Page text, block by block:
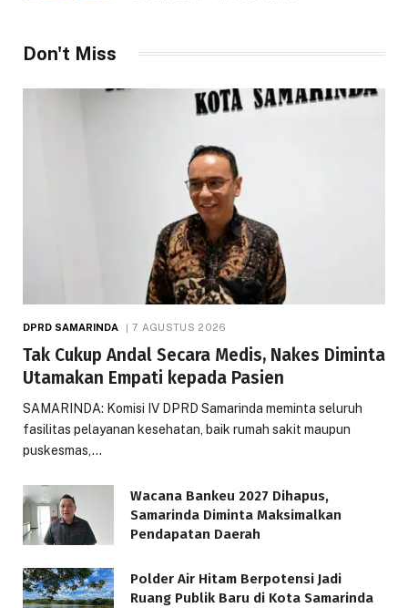
Don't Miss
DPRD SAMARINDA 7 AGUSTUS 2026
Tak Cukup Andal Secara Medis, Nakes Diminta
Utamakan Empati kepada Pasien
SAMARINDA: Komisi IV DPRD Samarinda meminta seluruh
fasilitas pelayanan kesehatan, baik rumah sakit maupun
puskesmas,…
Wacana Bankeu 2027 Dihapus,
Samarinda Diminta Maksimalkan
Pendapatan Daerah
Polder Air Hitam Berpotensi Jadi
Ruang Publik Baru di Kota Samarinda